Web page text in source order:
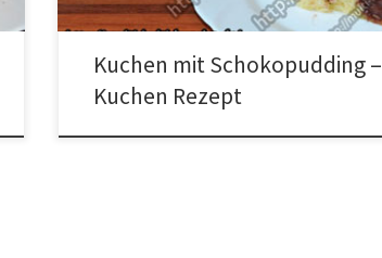
Kuchen mit Schokopudding –
Kuchen Rezept